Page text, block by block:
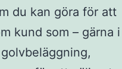
du kan göra för att
kund som – gärna i